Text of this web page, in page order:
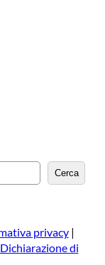
Cerca
privacy|
Dichiarazione di